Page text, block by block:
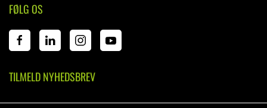
FØLG OS
TILMELD NYHEDSBREV